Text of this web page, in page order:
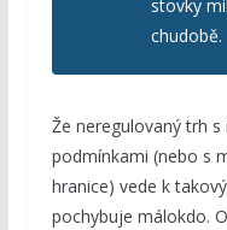
stovky
chudobě.
Že neregulovaný trh
podmínkami (nebo s
hranice) vede k
pochybuje málokdo.